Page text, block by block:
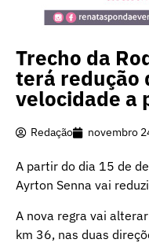
Trecho da
terá redução
velocidade a
Redação novembro
A partir do dia 15 de
Ayrton Senna vai
A nova regra vai
km 36, nas duas